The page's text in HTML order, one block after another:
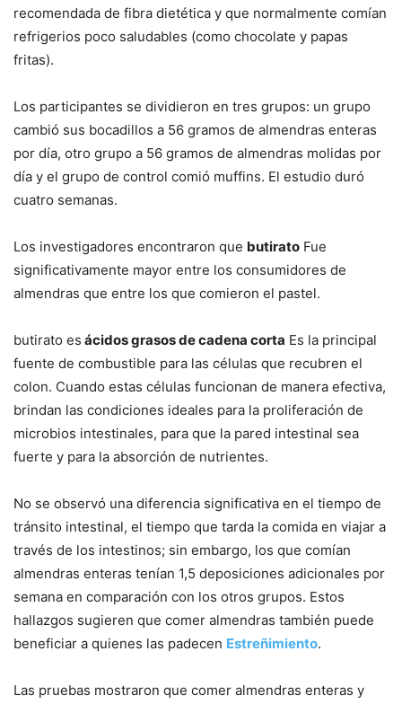
recomendada de fibra dietética y que normalmente comían
refrigerios poco saludables (como chocolate y papas
fritas).
Los participantes se dividieron en tres grupos: un grupo
cambió sus bocadillos a 56 gramos de almendras enteras
por día, otro grupo a 56 gramos de almendras molidas por
día y el grupo de control comió muffins. El estudio duró
cuatro semanas.
Los investigadores encontraron que butirato Fue
significativamente mayor entre los consumidores de
almendras que entre los que comieron el pastel.
butirato es ácidos grasos de cadena corta Es la principal
fuente de combustible para las células que recubren el
colon. Cuando estas células funcionan de manera efectiva,
brindan las condiciones ideales para la proliferación de
microbios intestinales, para que la pared intestinal sea
fuerte y para la absorción de nutrientes.
No se observó una diferencia significativa en el tiempo de
tránsito intestinal, el tiempo que tarda la comida en viajar a
través de los intestinos; sin embargo, los que comían
almendras enteras tenían 1,5 deposiciones adicionales por
semana en comparación con los otros grupos. Estos
hallazgos sugieren que comer almendras también puede
beneficiar a quienes las padecen Estreñimiento.
Las pruebas mostraron que comer almendras enteras y